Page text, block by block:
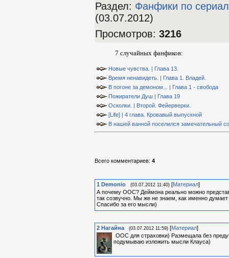
Раздел: Фанфики по
(03.07.2012)
Просмотров: 3216
7 случайных фанфиков:
Новые чувства. | Глава 13.
Время ненавидеть. | Глава 1. Владей.
В погоне за демоном... | Глава 1 - свобода
Пожиратели Душ | Глава 19
Осколки. | Второй. Фейерверки.
[Life] | 4 глава. Кровавый выпускной
В нашей ванной поселился замечательный
Всего комментариев: 4
1 Demonio (03.07.2012 11:40) [Материал]
А почему ООС? Деймона реально можно
так созвучно. Мы же не знаем, как именно
Спасибо за его мысли)
2 Нагайна (03.07.2012 11:59) [Материал]
ООС для страховки) Размещала без
подумываю изложить мысли Клауса)